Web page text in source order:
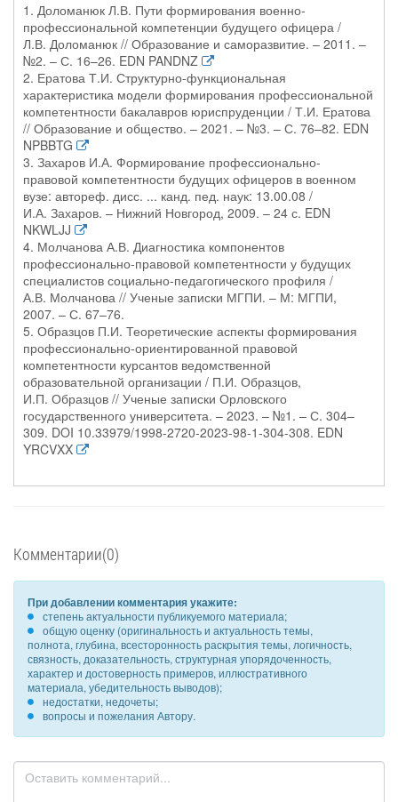
1. Доломанюк Л.В. Пути формирования военно-
профессиональной компетенции будущего офицера /
Л.В. Доломанюк // Образование и саморазвитие. – 2011. –
№2. – С. 16–26. EDN PANDNZ
2. Ератова Т.И. Структурно-функциональная
характеристика модели формирования профессиональной
компетентности бакалавров юриспруденции / Т.И. Ератова
// Образование и общество. – 2021. – №3. – С. 76–82. EDN
NPBBTG
3. Захаров И.А. Формирование профессионально-
правовой компетентности будущих офицеров в военном
вузе: автореф. дисс. ... канд. пед. наук: 13.00.08 /
И.А. Захаров. – Нижний Новгород, 2009. – 24 с. EDN
NKWLJJ
4. Молчанова А.В. Диагностика компонентов
профессионально-правовой компетентности у будущих
специалистов социально-педагогического профиля /
А.В. Молчанова // Ученые записки МГПИ. – М: МГПИ,
2007. – С. 67–76.
5. Образцов П.И. Теоретические аспекты формирования
профессионально-ориентированной правовой
компетентности курсантов ведомственной
образовательной организации / П.И. Образцов,
И.П. Образцов // Ученые записки Орловского
государственного университета. – 2023. – №1. – С. 304–
309. DOI 10.33979/1998-2720-2023-98-1-304-308. EDN
YRCVXX
Комментарии(0)
При добавлении комментария укажите:
степень актуальности публикуемого материала;
общую оценку (оригинальность и актуальность темы,
полнота, глубина, всесторонность раскрытия темы, логичность,
связность, доказательность, структурная упорядоченность,
характер и достоверность примеров, иллюстративного
материала, убедительность выводов);
недостатки, недочеты;
вопросы и пожелания Автору.